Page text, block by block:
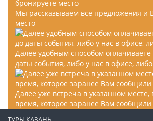
Мы рассказываем все предложения и
место
Далее удобным способом оплачиваете
даты события, либо у нас в офисе,
Далее уже встреча в указанном месте,
время, которое заранее Вам сообщили